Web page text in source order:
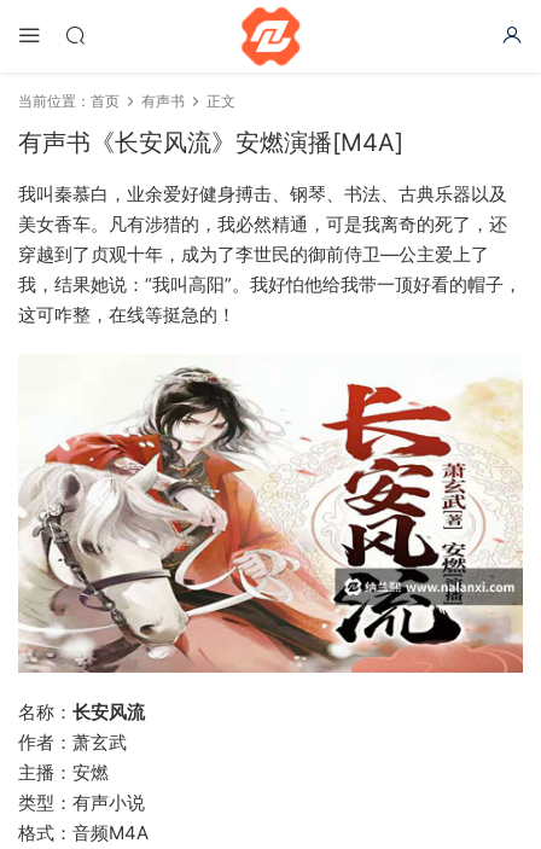
当前位置： 首页 有声书 正文
有声书《长安风流》安燃演播[M4A]
我叫秦慕白，业余爱好健身搏击、钢琴、书法、古典乐器以及
美女香车。凡有涉猎的，我必然精通，可是我离奇的死了，还
穿越到了贞观十年，成为了李世民的御前侍卫—公主爱上了
我，结果她说：“我叫高阳”。我好怕他给我带一顶好看的帽子，
这可咋整，在线等挺急的！
名称： 长安风流
作者：萧玄武
主播：安燃
类型：有声小说
格式：音频M4A